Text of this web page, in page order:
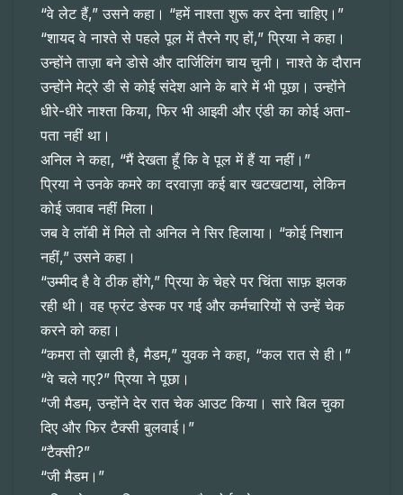
“वे लेट हैं,” उसने कहा। “हमें नाश्ता शुरू कर देना चाहिए।”
“शायद वे नाश्ते से पहले पूल में तैरने गए हों,” प्रिया ने कहा।
उन्होंने ताज़ा बने डोसे और दार्जिलिंग चाय चुनी। नाश्ते के दौरान
उन्होंने मेट्रे डी से कोई संदेश आने के बारे में भी पूछा। उन्होंने
धीरे-धीरे नाश्ता किया, फिर भी आइवी और एंडी का कोई अता-
पता नहीं था।
अनिल ने कहा, “मैं देखता हूँ कि वे पूल में हैं या नहीं।”
प्रिया ने उनके कमरे का दरवाज़ा कई बार खटखटाया, लेकिन
कोई जवाब नहीं मिला।
जब वे लॉबी में मिले तो अनिल ने सिर हिलाया। “कोई निशान
नहीं,” उसने कहा।
“उम्मीद है वे ठीक होंगे,” प्रिया के चेहरे पर चिंता साफ़ झलक
रही थी। वह फ्रंट डेस्क पर गई और कर्मचारियों से उन्हें चेक
करने को कहा।
“कमरा तो ख़ाली है, मैडम,” युवक ने कहा, “कल रात से ही।”
“वे चले गए?” प्रिया ने पूछा।
“जी मैडम, उन्होंने देर रात चेक आउट किया। सारे बिल चुका
दिए और फिर टैक्सी बुलवाई।”
“टैक्सी?”
“जी मैडम।”